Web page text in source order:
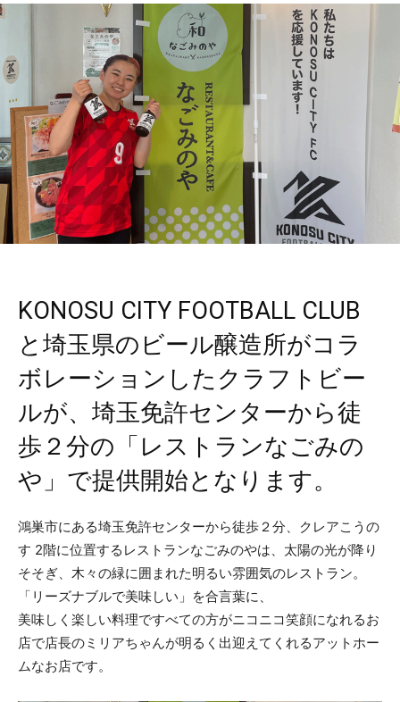
KONOSU CITY FOOTBALL CLUB
と埼玉県のビール醸造所がコラ
ボレーションしたクラフトビー
ルが、埼玉免許センターから徒
歩２分の「レストランなごみの
や」で提供開始となります。
鴻巣市にある埼玉免許センターから徒歩２分、クレアこうの
す 2階に位置するレストランなごみのやは、太陽の光が降り
そそぎ、木々の緑に囲まれた明るい雰囲気のレストラン。
「リーズナブルで美味しい」を合言葉に、
美味しく楽しい料理ですべての方がニコニコ笑顔になれるお
店で店長のミリアちゃんが明るく出迎えてくれるアットホー
ムなお店です。